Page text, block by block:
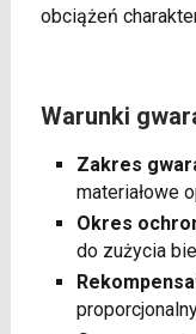
obciążeń
Warunki
Zakres
materiałowe
Okres
do zużycia